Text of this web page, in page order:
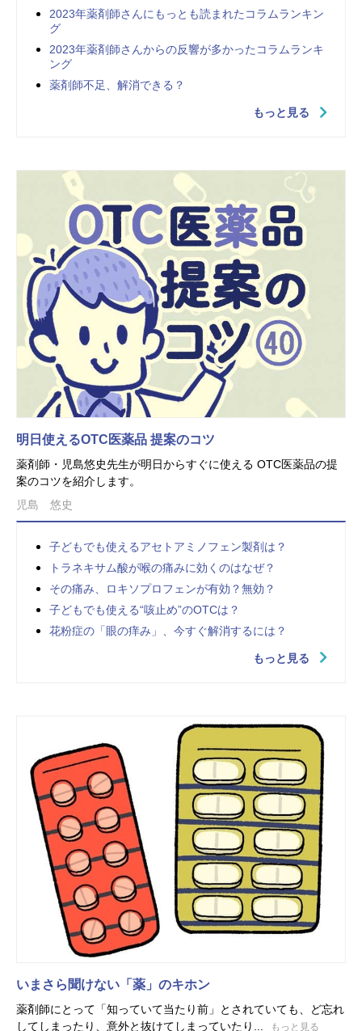
2023年薬剤師さんにもっとも読まれたコラムランキン
グ
2023年薬剤師さんからの反響が多かったコラムランキ
ング
薬剤師不足、解消できる？
もっと見る
明日使えるOTC医薬品 提案のコツ
薬剤師・児島悠史先生が明日からすぐに使える OTC医薬品の提
案のコツを紹介します。
児島 悠史
子どもでも使えるアセトアミノフェン製剤は？
トラネキサム酸が喉の痛みに効くのはなぜ？
その痛み、ロキソプロフェンが有効？無効？
子どもでも使える“咳止め”のOTCは？
花粉症の「眼の痒み」、今すぐ解消するには？
もっと見る
いまさら聞けない「薬」のキホン
薬剤師にとって「知っていて当たり前」とされていても、ど忘れ
してしまったり、意外と抜けてしまっていたり...
もっと見る